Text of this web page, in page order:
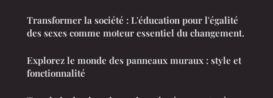
Transformer la société : L'éducation pour l'égalité
des sexes comme moteur essentiel du changement.
Explorez le monde des panneaux muraux : style et
fonctionnalité